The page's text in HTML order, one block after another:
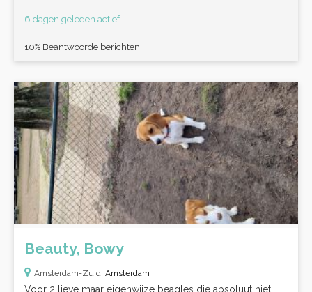
6 dagen geleden actief
10% Beantwoorde berichten
Beauty, Bowy
Amsterdam-Zuid, Amsterdam
Voor 2 lieve maar eigenwijze beagles die absoluut niet